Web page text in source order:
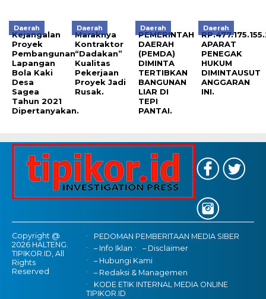
Daerah
Kejangalan
Proyek
Pembangunan
Lapangan
Bola Kaki
Desa
Sagea
Tahun 2021
Dipertanyakan.
Daerah
Maraknya
Kontraktor
“Dadakan”
Kualitas
Pekerjaan
Proyek Jadi
Rusak.
Daerah
PEMERINTAH
DAERAH
(PEMDA)
DIMINTA
TERTIBKAN
BANGUNAN
LIAR DI
TEPI
PANTAI.
Daerah
APARAT
PENEGAK
HUKUM
DIMINTAUSUT
ANGGARAN
INI.
Copyright @
2026 HALTENG.
TIPIKOR.ID, All
Rights
Reserved
PEDOMAN PEMBERITAAN MEDIA SIBER
– Info Iklan
– Disclaimer
– Hubungi Kami
– Redaksi & Managemen
KODE ETIK INTERNAL MEDIA ONLINE
TIPIKOR.ID